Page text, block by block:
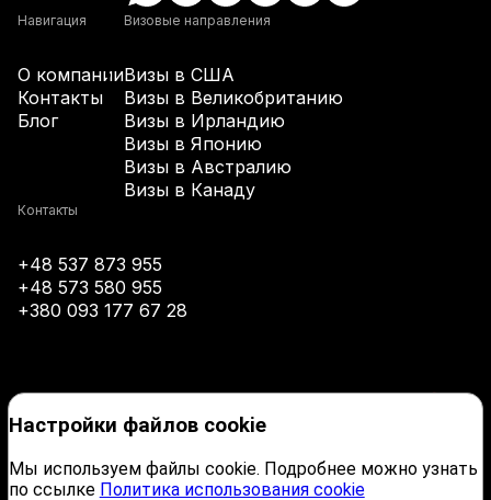
+61
+43
+1-242
+973
+1-246
Визовые направления
Визы в США
Визы в Великобританию
Визы в Ирландию
Визы в Японию
Визы в Австралию
Визы в Канаду
Навигация
О компании
Контакты
Блог
Контакты
+48 537 873 955
+48 573 580 955
+380 093 177 67 28
Настройки файлов cookie
Мы используем файлы cookie. Подробнее можно узнать
по ссылке Политика использования cookie